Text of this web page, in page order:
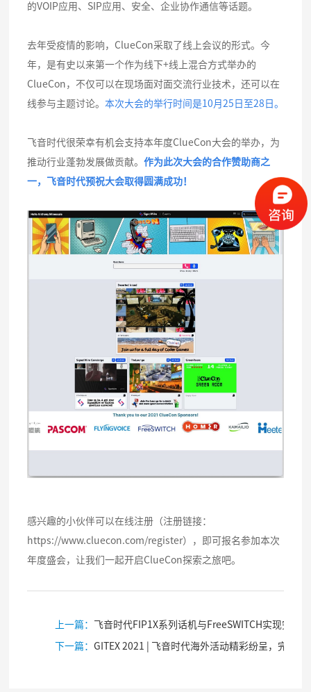
的VOIP应用、SIP应用、安全、企业协作通信等话题。
去年受疫情的影响，ClueCon采取了线上会议的形式。今
年，是有史以来第一个作为线下+线上混合方式举办的
ClueCon，不仅可以在现场面对面交流行业技术，还可以在
线参与主题讨论。 本次大会的举行时间是10月25日至28日。
飞音时代很荣幸有机会支持本年度ClueCon大会的举办，为
推动行业蓬勃发展做贡献。 作为此次大会的合作赞助商之
一，飞音时代预祝大会取得圆满成功！
感兴趣的小伙伴可以在线注册（注册链接：
https://www.cluecon.com/register），即可报名参加本次
年度盛会，让我们一起开启ClueCon探索之旅吧。
上一篇： 飞音时代FIP1X系列话机与FreeSWITCH实现完美兼容
下一篇： GITEX 2021 | 飞音时代海外活动精彩纷呈，完美收官！